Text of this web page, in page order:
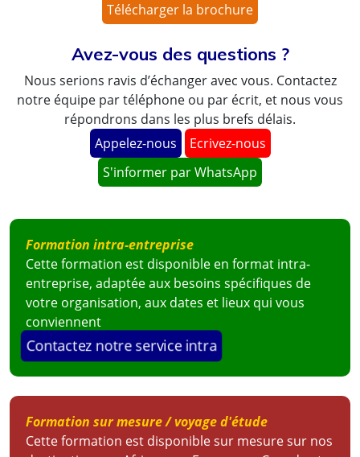
Télécharger la brochure
Avez-vous des questions ?
Nous serions ravis d’échanger avec vous. Contactez
notre équipe par téléphone ou par écrit, et nous vous
répondrons dans les plus brefs délais.
Appelez-nous
Ecrivez-nous
S'informer par WhatsApp
Formation intra-entreprise
Cette formation est disponible en format intra-
entreprise, adaptée aux besoins spécifiques de
votre organisation, aux dates et lieux qui vous
conviennent
Contactez notre service intra
Formation sur mesure / voyage d'étude
Cette formation est disponible sur mesure sur nos